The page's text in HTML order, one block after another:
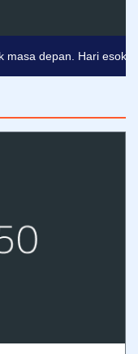
depan. Hari esok